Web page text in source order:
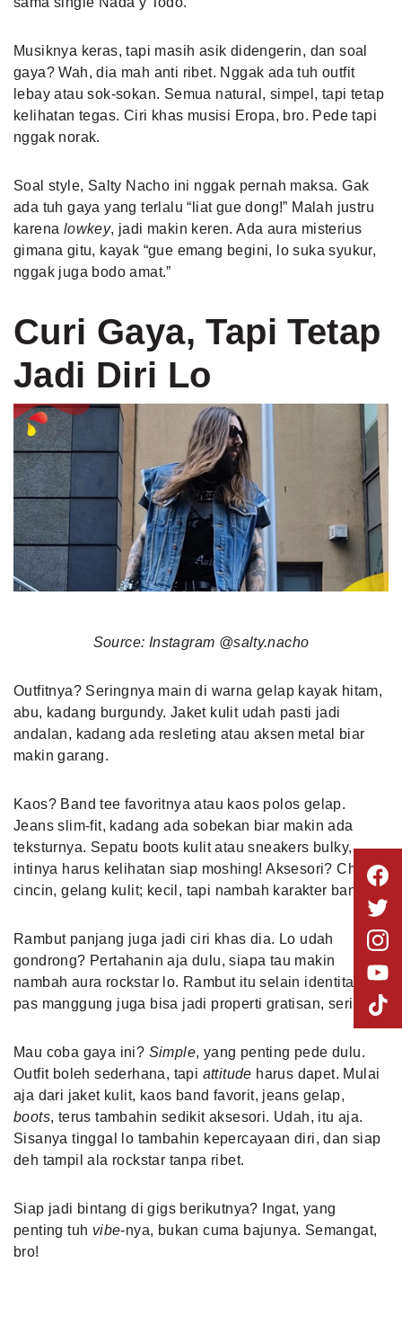
Musiknya keras, tapi masih asik didengerin, dan soal
gaya? Wah, dia mah anti ribet. Nggak ada tuh outfit
lebay atau sok-sokan. Semua natural, simpel, tapi tetap
kelihatan tegas. Ciri khas musisi Eropa, bro. Pede tapi
nggak norak.
Soal style, Salty Nacho ini nggak pernah maksa. Gak
ada tuh gaya yang terlalu “liat gue dong!” Malah justru
karena lowkey, jadi makin keren. Ada aura misterius
gimana gitu, kayak “gue emang begini, lo suka syukur,
nggak juga bodo amat.”
Curi Gaya, Tapi Tetap
Jadi Diri Lo
Source: Instagram @salty.nacho
Outfitnya? Seringnya main di warna gelap kayak hitam,
abu, kadang burgundy. Jaket kulit udah pasti jadi
andalan, kadang ada resleting atau aksen metal biar
makin garang.
Kaos? Band tee favoritnya atau kaos polos gelap.
Jeans slim-fit, kadang ada sobekan biar makin ada
teksturnya. Sepatu boots kulit atau sneakers bulky,
intinya harus kelihatan siap moshing! Aksesori? Chain,
cincin, gelang kulit; kecil, tapi nambah karakter banget.
Rambut panjang juga jadi ciri khas dia. Lo udah
gondrong? Pertahanin aja dulu, siapa tau makin
nambah aura rockstar lo. Rambut itu selain identitas,
pas manggung juga bisa jadi properti gratisan, serius.
Mau coba gaya ini? Simple, yang penting pede dulu.
Outfit boleh sederhana, tapi attitude harus dapet. Mulai
aja dari jaket kulit, kaos band favorit, jeans gelap,
boots, terus tambahin sedikit aksesori. Udah, itu aja.
Sisanya tinggal lo tambahin kepercayaan diri, dan siap
deh tampil ala rockstar tanpa ribet.
Siap jadi bintang di gigs berikutnya? Ingat, yang
penting tuh vibe-nya, bukan cuma bajunya. Semangat,
bro!